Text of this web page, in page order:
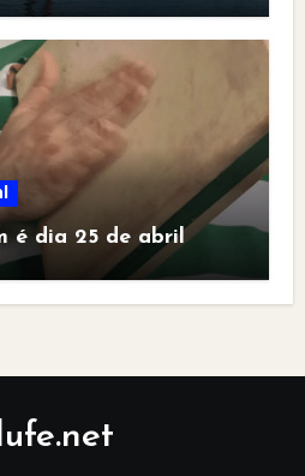
é dia 25 de abril